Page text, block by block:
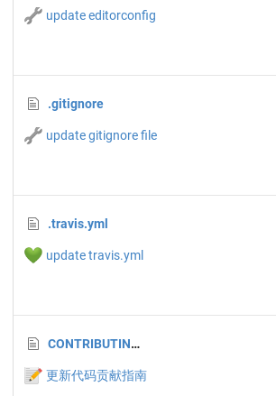
🔧 update editorconfig
.gitignore
🔧 update gitignore file
.travis.yml
💚 update travis.yml
CONTRIBUTING.md
📝 更新代码贡献指南